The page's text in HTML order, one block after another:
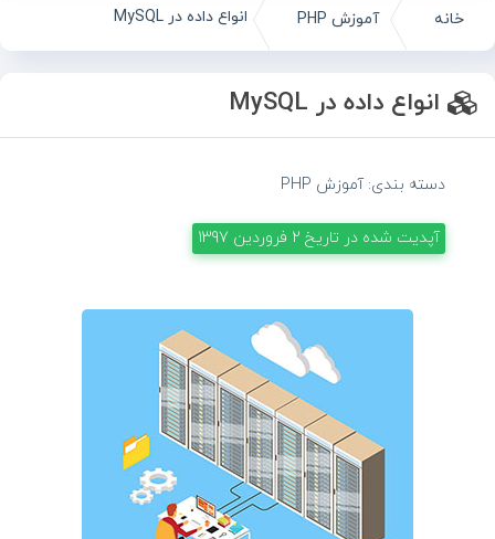
خانه آموزش PHP انواع داده در MySQL
انواع داده در MySQL
دسته بندی:آموزش PHP
آپدیت شده در تاریخ 2 فروردین 1397